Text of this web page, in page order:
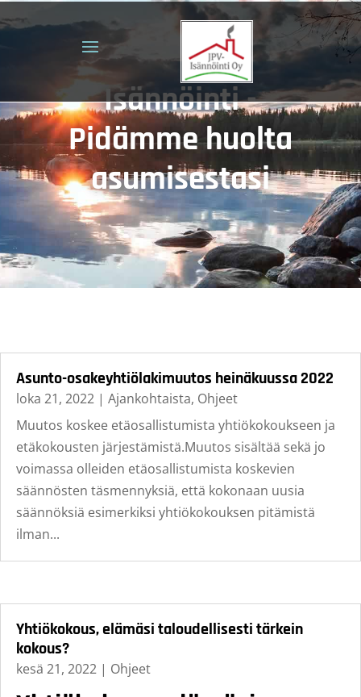
Isännöinti -
Pidämme huolta
asumisestasi
Asunto-osakeyhtiölakimuutos heinäkuussa 2022
loka 21, 2022 | Ajankohtaista, Ohjeet
Muutos koskee etäosallistumista yhtiökokoukseen ja
etäkokousten järjestämistä.Muutos sisältää sekä jo
voimassa olleiden etäosallistumista koskevien
säännösten täsmennyksiä, että kokonaan uusia
säännöksiä esimerkiksi yhtiökokouksen pitämistä
ilman...
Yhtiökokous, elämäsi taloudellisesti tärkein
kokous?
kesä 21, 2022 | Ohjeet